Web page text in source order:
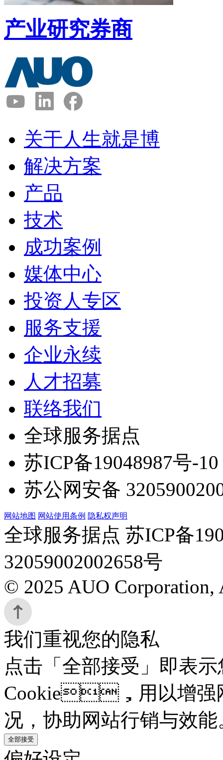
产业研究券商
关于人生就是博
解决方案
产品
技术
成功案例
媒体中心
投资人专区
服务支援
企业永续
人才招募
联络我们
全球服务据点
苏ICP备19048987号-10
苏公网安备
网站地图 网站使用条例 隐私权声明
全球服务据点 苏ICP备
32059002002658号
© 2025 AUO Corporation,
我们重视您的隐私
点击「全部接受」即表
Cookie，用以增强网
况，协助网站行销与效
全部接受